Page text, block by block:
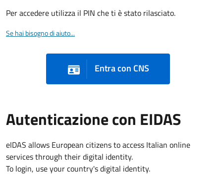
Per accedere utilizza il PIN che ti è stato rilasciato.
Se hai bisogno di aiuto...
Entra con CNS
Autenticazione con EIDAS
eIDAS allows European citizens to access Italian online
services through their digital identity.
To login, use your country's digital identity.